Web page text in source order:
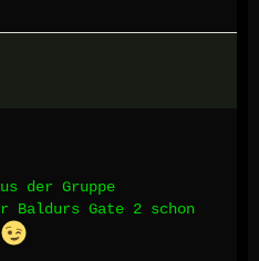
der Gruppe
Baldurs Gate 2 schon